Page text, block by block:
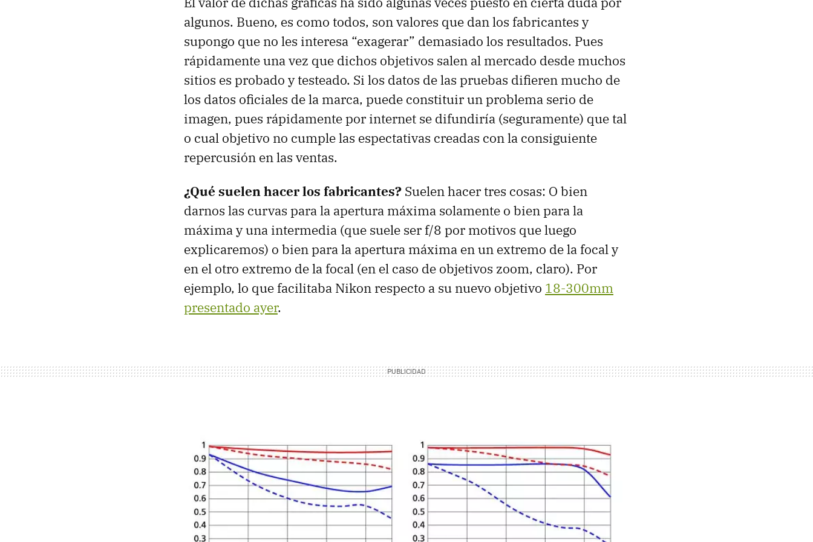
algunos. Bueno, es como todos, son valores que dan los fabricantes y
supongo que no les interesa “exagerar” demasiado los resultados. Pues
rápidamente una vez que dichos objetivos salen al mercado desde muchos
sitios es probado y testeado. Si los datos de las pruebas difieren mucho de
los datos oficiales de la marca, puede constituir un problema serio de
imagen, pues rápidamente por internet se difundiría (seguramente) que tal
o cual objetivo no cumple las espectativas creadas con la consiguiente
repercusión en las ventas.
¿Qué suelen hacer los fabricantes? Suelen hacer tres cosas: O bien
darnos las curvas para la apertura máxima solamente o bien para la
máxima y una intermedia (que suele ser f/8 por motivos que luego
explicaremos) o bien para la apertura máxima en un extremo de la focal y
en el otro extremo de la focal (en el caso de objetivos zoom, claro). Por
ejemplo, lo que facilitaba Nikon respecto a su nuevo objetivo 18-300mm
presentado ayer.